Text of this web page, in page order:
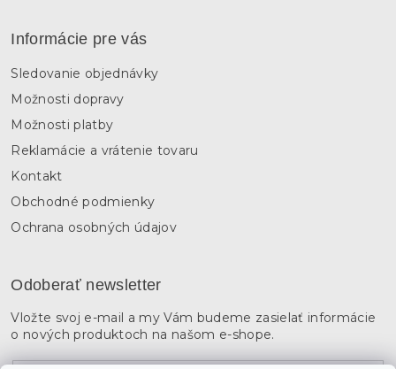
Informácie pre vás
Sledovanie objednávky
Možnosti dopravy
Možnosti platby
Reklamácie a vrátenie tovaru
Kontakt
Obchodné podmienky
Ochrana osobných údajov
Odoberať newsletter
Vložte svoj e-mail a my Vám budeme zasielať informácie
o nových produktoch na našom e-shope.